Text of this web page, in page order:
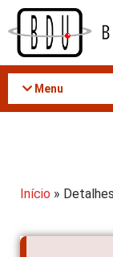
Acessar
conteúdo
Menu
Início » Detalhes